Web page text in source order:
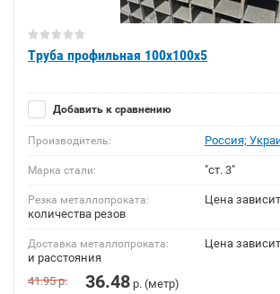
Труба профильная 100х100х5
Добавить к сравнению
Производитель: Россия;
Марка стали: "ст. 3"
Резка металлопроката:
Цена
количества резов
Доставка металлопроката:
Цена
и расстояния
41.95р. 36.48 р. (метр)